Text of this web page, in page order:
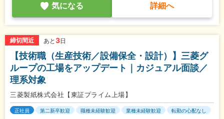
気になる 詳細へ
締切間近 あと 3日
【技術職（生産技術／設備保全・設計）】三菱グ
ループの工場をアップデート｜カジュアル面談／
理系対象
三菱製紙株式会社【東証プライム上場】
正社員 第二新卒歓迎 職種未経験歓迎 業種未経験歓迎 転勤の心配なし